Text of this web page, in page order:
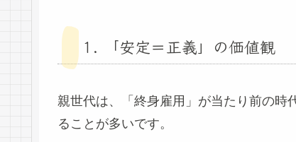
1. 「安定＝正義」の価値観
親世代は、「終身雇用」が当たり前の時
ることが多いです。